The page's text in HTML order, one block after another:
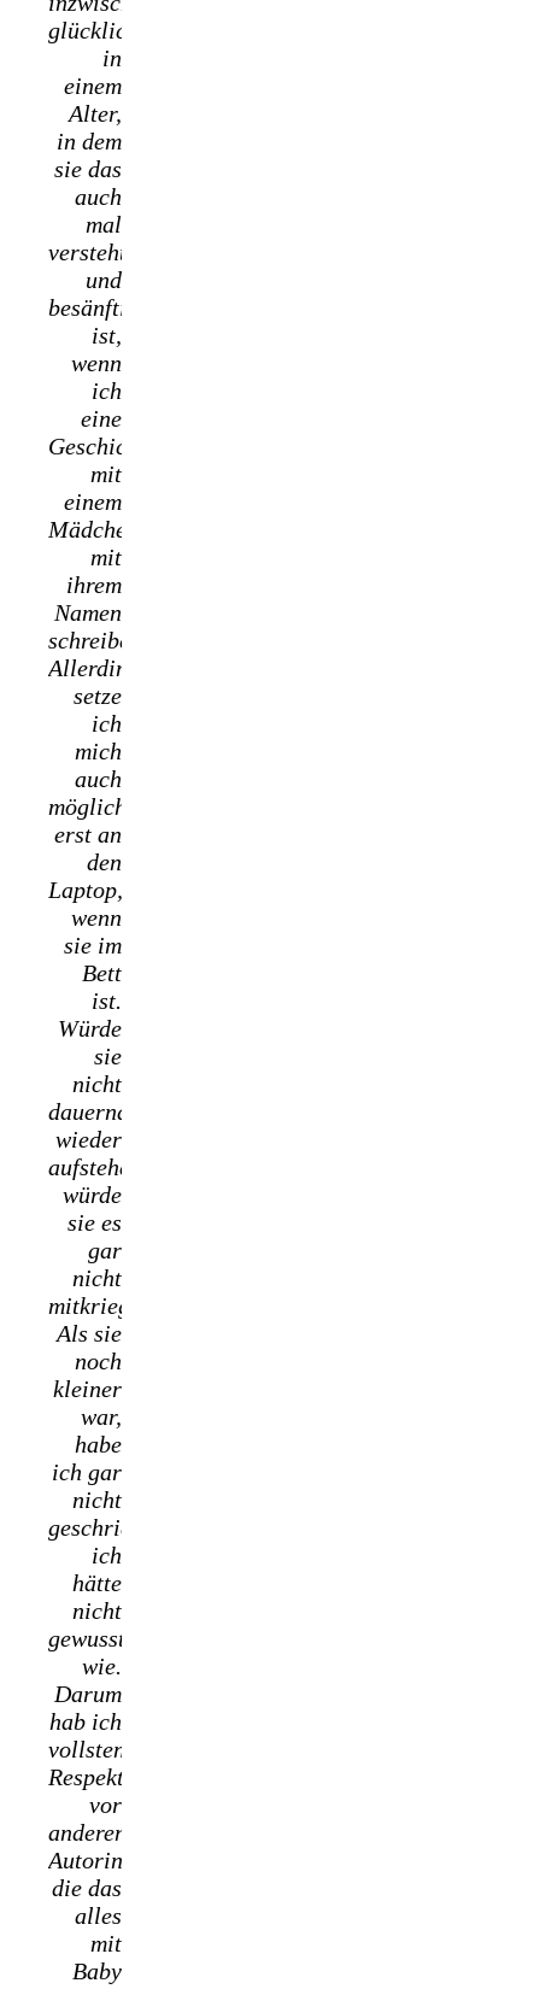
glücklicherweise
in
einem
Alter,
in dem
sie das
auch
mal
versteht
und
besänftigt
ist,
wenn
ich
eine
Geschichte
mit
einem
Mädchen
mit
ihrem
Namen
schreibe.
Allerdings
setze
ich
mich
auch
möglichst
erst an
den
Laptop,
wenn
sie im
Bett
ist.
Würde
sie
nicht
dauernd
wieder
aufstehen,
würde
sie es
gar
nicht
mitkriegen.
Als sie
noch
kleiner
war,
habe
ich gar
nicht
geschrieben,
ich
hätte
nicht
gewusst
wie.
Darum
hab ich
vollsten
Respekt
vor
anderen
Autorinnen,
die das
alles
mit
Baby